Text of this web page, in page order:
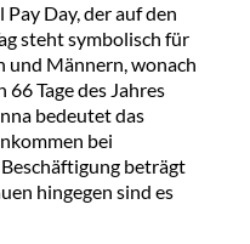
Day, der auf den
steht symbolisch für
und Männern, wonach
Tage des Jahres
bedeutet das
bei
beträgt
hingegen sind es